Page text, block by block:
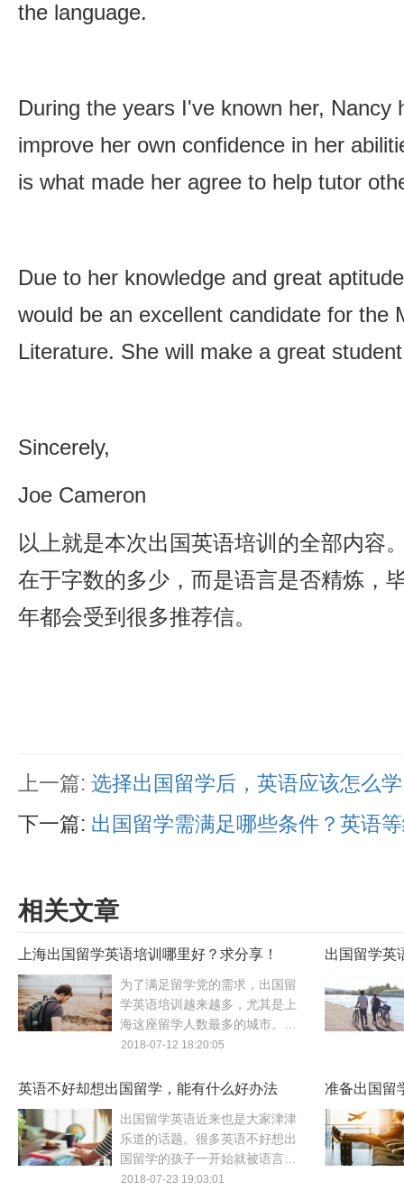
the language.
During the years I've known her, Nancy
improve her own confidence in her
is what made her agree to help tutor
Due to her knowledge and great
would be an excellent candidate for the
Literature. She will make a great
Sincerely,
Joe Cameron
以上就是本次出国英语培训的全部内容
在于字数的多少，而是语言是否精炼，
年都会受到很多推荐信。
上一篇: 选择出国留学后，英语应该怎么
下一篇: 出国留学需满足哪些条件？英语
相关文章
上海出国留学英语培训哪里好？求分享！
为了满足留学党的需求，出国留
学英语培训越来越多，尤其是上
海这座留学人数最多的城市。上
海的出国英语培训五花八门，选
语培训的效果最好呢？
2018-07-12 18:20:05
出国留学英
英语不好却想出国留学，能有什么好办法
吗？
出国留学英语近来也是大家津津
乐道的话题。很多英语不好想出
国留学的孩子一开始就被语言关
给难住了。英语不好能出国留学
2018-07-23 19:03:01
准备出国留